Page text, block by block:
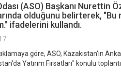
(ASO) Başkanı Nurettin
olduğunu belirterek,
ifadelerini kullandı.
göre, ASO, Kazakistan'ın
Yatırım Fırsatları" konulu